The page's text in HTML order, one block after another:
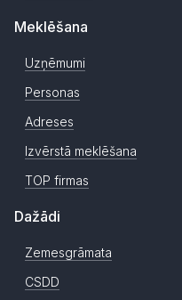
Meklēšana
Uzņēmumi
Personas
Adreses
Izvērstā meklēšana
TOP firmas
Dažādi
Zemesgrāmata
CSDD